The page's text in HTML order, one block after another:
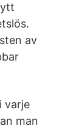
av
varje
man